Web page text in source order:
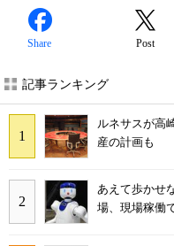
Share Post
記事ランキング
ルネサスが高
産の計画も
あえて歩かせ
場、現場稼働